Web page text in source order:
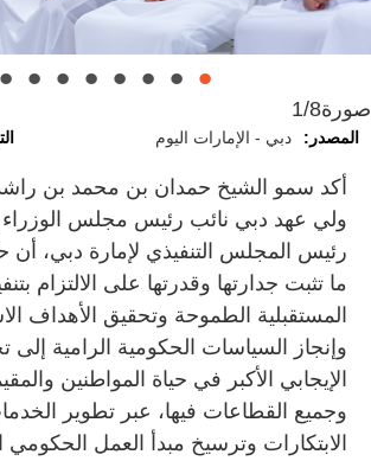
صورة1/8
المصدر: دبي - الإمارات اليوم
أكد سمو الشيخ حمدان بن محمد بن
ولي عهد دبي نائب رئيس مجلس الوزراء
رئيس المجلس التنفيذي لإمارة دبي، أن
ما تثبت جدارتها وقدرتها على الالتزام
المستقبلية الطموحة وتحقيق الأهداف
وإنجاز السياسات الحكومية الرامية إلى
الإيجابي الأكبر في حياة المواطنين
وجميع القطاعات فيها، عبر تطوير
الابتكارات وترسيخ مبدأ العمل